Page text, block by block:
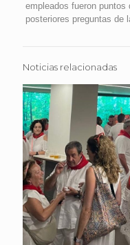
empleados fueron
posteriores preguntas de
Noticias relacionadas